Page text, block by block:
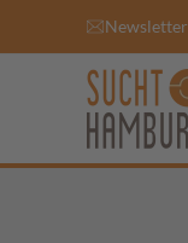
Newsletter